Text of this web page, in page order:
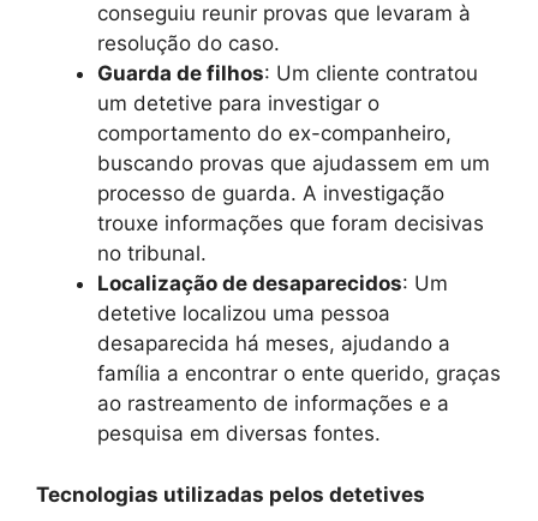
conseguiu reunir provas que levaram à
resolução do caso.
Guarda de filhos: Um cliente contratou
um detetive para investigar o
comportamento do ex-companheiro,
buscando provas que ajudassem em um
processo de guarda. A investigação
trouxe informações que foram decisivas
no tribunal.
Localização de desaparecidos: Um
detetive localizou uma pessoa
desaparecida há meses, ajudando a
família a encontrar o ente querido, graças
ao rastreamento de informações e a
pesquisa em diversas fontes.
Tecnologias utilizadas pelos detetives